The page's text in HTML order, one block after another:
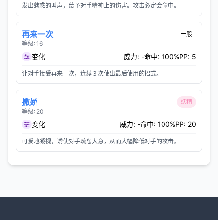
发出魅惑的叫声，给予对手精神上的伤害。攻击必定会命中。
再来一次
等级: 16
一般
变化 威力: -命中: 100%PP: 5
让对手接受再来一次，连续３次使出最后使用的招式。
撒娇
等级: 20
妖精
变化 威力: -命中: 100%PP: 20
可爱地凝视，诱使对手疏忽大意，从而大幅降低对手的攻击。